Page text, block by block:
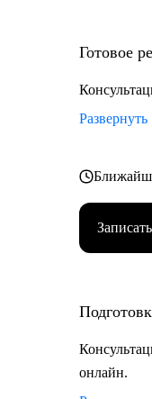
Готовое
Развернуть
онлайн.